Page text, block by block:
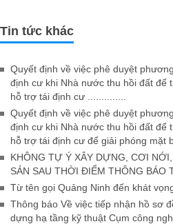
Tin tức khác
Quyết định về việc phê duyệt
định cư khi Nhà nước thu hồi đất để
hỗ trợ tái định cư ..............
Quyết định về việc phê duyệt
định cư khi Nhà nước thu hồi đất để
hỗ trợ tái định cư để giải phóng mặt
KHÔNG TỰ Ý XÂY DỰNG, CƠI
SẢN SAU THỜI ĐIỂM THÔNG BÁO
Từ tên gọi Quảng Ninh đến khát
Thông báo Về việc tiếp nhận hồ sơ
dựng hạ tầng kỹ thuật Cụm công